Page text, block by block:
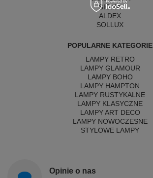
SIGMA
ALDEX
SOLLUX
POPULARNE KATEGORIE
LAMPY RETRO
LAMPY GLAMOUR
LAMPY BOHO
LAMPY HAMPTON
LAMPY RUSTYKALNE
LAMPY KLASYCZNE
LAMPY ART DECO
LAMPY NOWOCZESNE
STYLOWE LAMPY
Opinie o nas